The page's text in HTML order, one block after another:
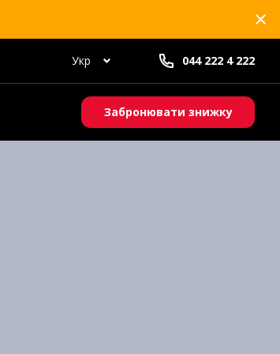
Укр 044 222 4 222
Забронювати знижку